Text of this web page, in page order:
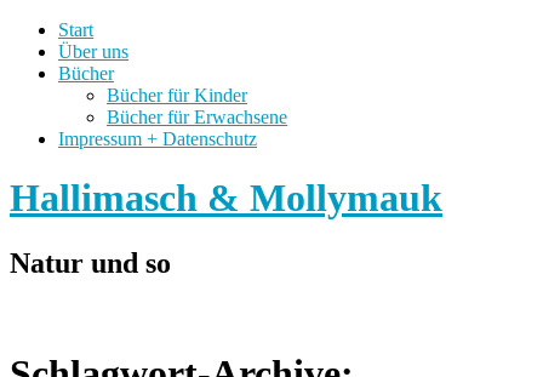
Start
Über uns
Bücher
Bücher für Kinder
Bücher für Erwachsene
Impressum + Datenschutz
Hallimasch & Mollymauk
Natur und so